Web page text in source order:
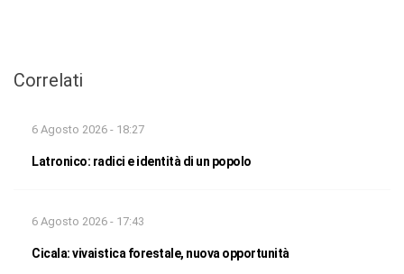
Correlati
6 Agosto 2026 - 18:27
Latronico: radici e identità di un popolo
6 Agosto 2026 - 17:43
Cicala: vivaistica forestale, nuova opportunità